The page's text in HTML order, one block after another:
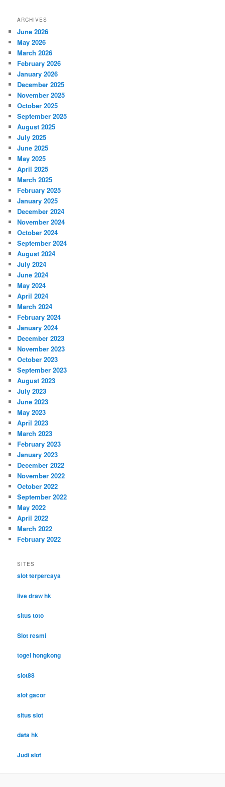
ARCHIVES
June 2026
May 2026
March 2026
February 2026
January 2026
December 2025
November 2025
October 2025
September 2025
August 2025
July 2025
June 2025
May 2025
April 2025
March 2025
February 2025
January 2025
December 2024
November 2024
October 2024
September 2024
August 2024
July 2024
June 2024
May 2024
April 2024
March 2024
February 2024
January 2024
December 2023
November 2023
October 2023
September 2023
August 2023
July 2023
June 2023
May 2023
April 2023
March 2023
February 2023
January 2023
December 2022
November 2022
October 2022
September 2022
May 2022
April 2022
March 2022
February 2022
SITES
slot terpercaya
live draw hk
situs toto
Slot resmi
togel hongkong
slot88
slot gacor
situs slot
data hk
Judi slot